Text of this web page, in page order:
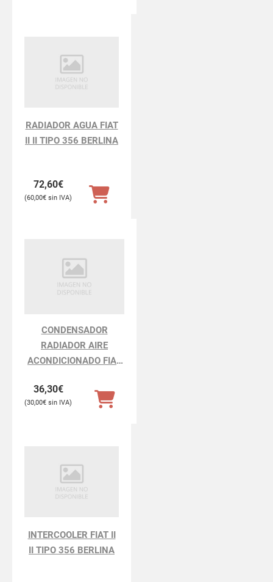
RADIADOR AGUA FIAT
II II TIPO 356 BERLINA
72,60€
60,00€
CONDENSADOR
RADIADOR AIRE
ACONDICIONADO FIAT
36,30€
30,00€
INTERCOOLER FIAT II
II TIPO 356 BERLINA